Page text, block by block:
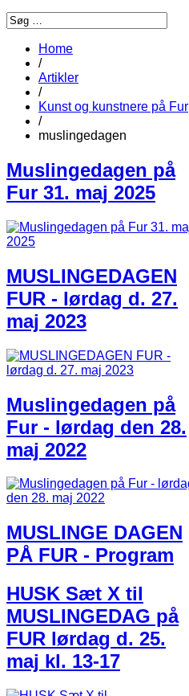
Home
/
Artikler
/
Kunst og kunstnere på Fur
/
muslingedagen
Muslingedagen på
Fur 31. maj 2025
MUSLINGEDAGEN
FUR - lørdag d. 27.
maj 2023
Muslingedagen på
Fur - lørdag den 28.
maj 2022
MUSLINGE DAGEN
PÅ FUR - Program
HUSK Sæt X til
MUSLINGEDAG på
FUR lørdag d. 25.
maj kl. 13-17